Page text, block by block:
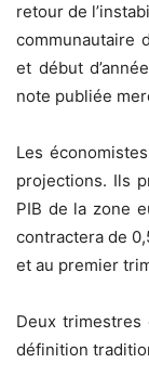
retour de
communautaire
et début
note publiée
Les
projections. Ils
PIB de la zone
contractera de
et au premier
Deux
définition